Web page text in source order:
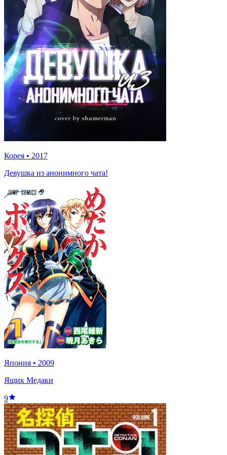
Корея • 2017
Девушка из анонимного чата!
Япония • 2009
Ящик Медаки
9